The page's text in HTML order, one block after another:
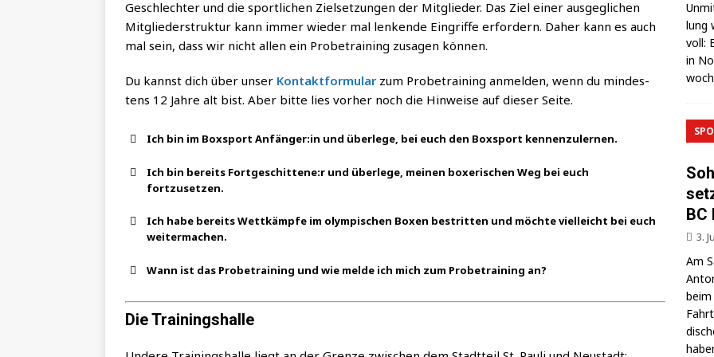
Geschlech­ter und die sport­li­chen Ziel­set­zun­gen der Mit­glie­der. Das Ziel einer aus­ge­gli­chen
Mit­glie­der­struk­tur kann immer wie­der mal len­ken­de Ein­grif­fe erfor­dern. Daher kann es auch
mal sein, dass wir nicht allen ein Pro­be­trai­ning zusa­gen können.
Du kannst dich über unser Kon­takt­for­mu­larzum Pro­be­trai­ning anmel­den, wenn du min­des­
tens 12 Jah­re alt bist. Aber bit­te lies vor­her noch die Hin­wei­se auf die­ser Seite.
Ich bin im Box­sport Anfänger:in und über­le­ge, bei euch den Box­sport kennenzulernen.
Ich bin bereits Fortgeschittene:r und über­le­ge, mei­nen boxe­ri­schen Weg bei euch
fortzusetzen.
Ich habe bereits Wett­kämp­fe im olym­pi­schen Boxen bestrit­ten und möch­te viel­leicht bei euch
weitermachen.
Wann ist das Pro­be­trai­ning und wie mel­de ich mich zum Pro­be­trai­ning an?
Die Trainingshalle
lung
voll:
in
BC
3.
Am
beim